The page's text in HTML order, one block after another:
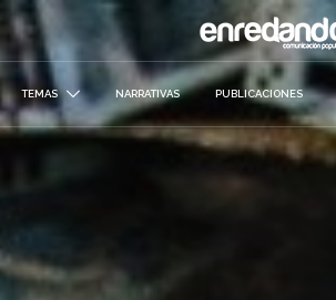
TEMAS NARRATIVAS PUBLICACIONES